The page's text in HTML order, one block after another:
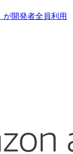
開発者全員利用